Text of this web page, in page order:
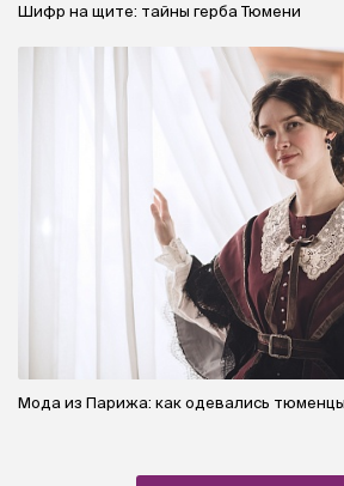
Шифр на щите: тайны герба Тюмени
Мода из Парижа: как одевались